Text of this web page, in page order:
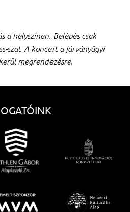
a helyszínen. Belépés csak
szal. A koncert a járványügyi
megrendezésre.